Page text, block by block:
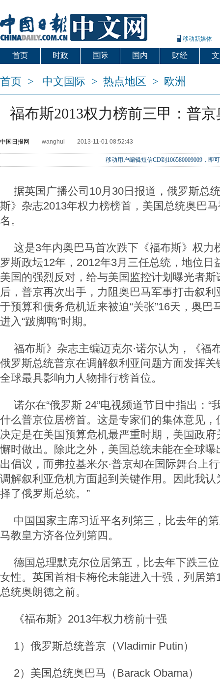
移动新媒体
首页 时政 国际 国内 财经
首页 > 中文国际 > 热点地区 > 欧洲
福布斯2013权力榜前三甲：普
中国日报网 wanghui 2013-11-01 08:52:43
移动用户编辑短信CD到106580009009，即
据英国广播公司10月30日报道，俄罗斯总
斯》杂志2013年权力榜榜首，美国总统奥巴
名。
这是3年内奥巴马首次跌下《福布斯》权力
罗斯政坛12年，2012年3月三任总统，地位日
美国的强烈反对，给与美国监控计划曝光者
后，普京再次出手，力阻奥巴马军事打击叙
于预算和债务危机近来被迫“关张”16天，奥巴
进入“跛脚鸭”时期。
福布斯》杂志主编迈克尔·诺尔认为，《福
俄罗斯总统普京在调解叙利亚问题方面发挥
全球最具影响力人物排行榜首位。
诺尔在“俄罗斯 24”电视频道节目中指出：“
什么普京位居榜首。这是专家们的集体意见
决定是在美国预算危机最严重时期，美国政
懈时做出。除此之外，美国总统未能在全球
出倡议，而弗拉基米尔·普京却在国际舞台上
调解叙利亚危机方面起到关键作用。因此我
择了俄罗斯总统。”
中国国家主席习近平名列第三，比去年的
马教皇方济各位列第四。
德国总理默克尔位居第五，比去年下跌三
女性。英国首相卡梅伦未能进入十强，列居
总统奥朗德之前。
《福布斯》2013年权力榜前十强
1）俄罗斯总统普京（Vladimir Putin）
2）美国总统奥巴马（Barack Obama）